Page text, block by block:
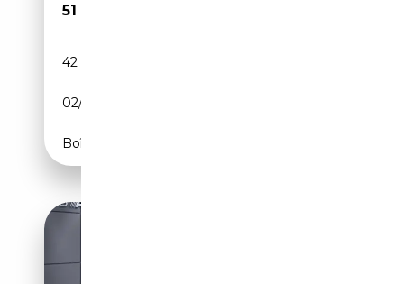
51 900€
42 000 km
02/2023
Boîte automatique